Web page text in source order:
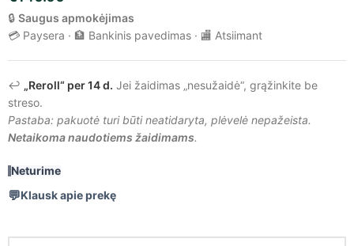
🔒 Saugus apmokėjimas
💳 Paysera · 🏦 Bankinis pavedimas · 🏬 Atsiimant
↩️ „Reroll“ per 14 d. Jei žaidimas „nesužaidė“, grąžinkite be
streso.
Pastaba: pakuotė turi būti neatidaryta, plėvelė nepažeista.
Netaikoma naudotiems žaidimams.
Neturime
Klausk apie prekę